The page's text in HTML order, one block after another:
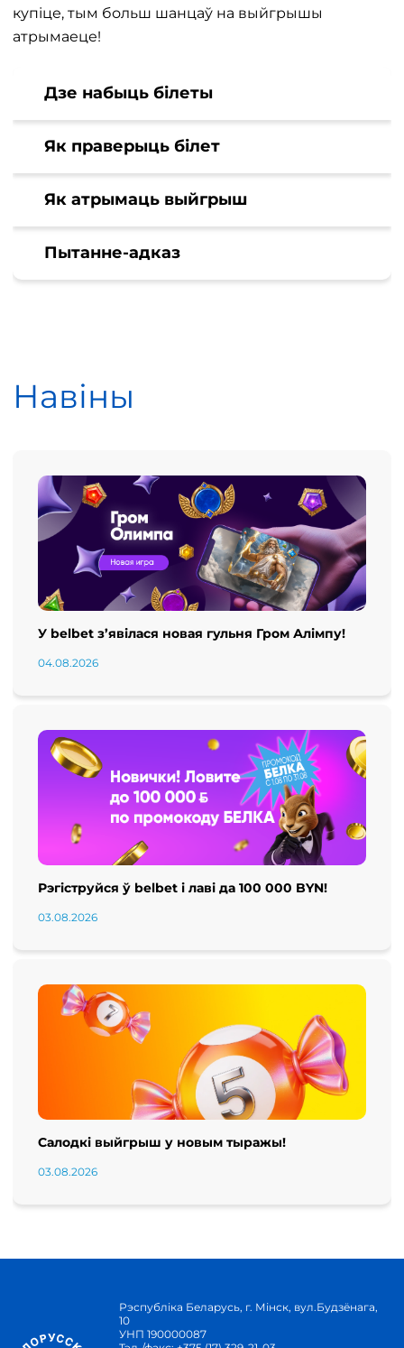
купіце, тым больш шанцаў на выйгрышы
атрымаеце!
Дзе набыць білеты
Як праверыць білет
Як атрымаць выйгрыш
Пытанне-адказ
Навіны
У belbet з’явілася новая гульня Гром Алімпу!
04.08.2026
Рэгіструйся ў belbet і лаві да 100 000 BYN!
03.08.2026
Салодкі выйгрыш у новым тыражы!
03.08.2026
Рэспубліка Беларусь, г. Мінск, вул.Будзёнага,
10
УНП 190000087